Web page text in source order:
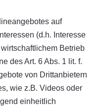
auf
(d.h. Interesse
Betrieb
des Art. 6 Abs. 1 lit. f.
von Drittanbietern
wie z.B. Videos oder
einheitlich